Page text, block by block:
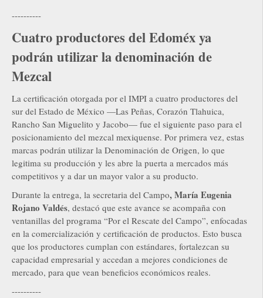
----------
Cuatro productores del Edoméx ya
podrán utilizar la denominación de
Mezcal
La certificación otorgada por el IMPI a cuatro productores del
sur del Estado de México —Las Peñas, Corazón Tlahuica,
Rancho San Miguelito y Jacobo— fue el siguiente paso para el
posicionamiento del mezcal mexiquense. Por primera vez, estas
marcas podrán utilizar la Denominación de Origen, lo que
legitima su producción y les abre la puerta a mercados más
competitivos y a dar un mayor valor a su producto.
Durante la entrega, la secretaria del Campo, María Eugenia
Rojano Valdés, destacó que este avance se acompaña con
ventanillas del programa “Por el Rescate del Campo”, enfocadas
en la comercialización y certificación de productos. Esto busca
que los productores cumplan con estándares, fortalezcan su
capacidad empresarial y accedan a mejores condiciones de
mercado, para que vean beneficios económicos reales.
----------